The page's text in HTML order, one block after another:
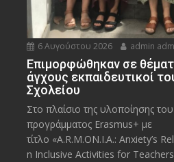
6 Αυγούστου 2026 admin
Eπιμορφώθηκαν σε
άγχους εκπαιδευτικοί
Σχολείου
Στο πλαίσιο της υλοποίησης
προγράμματος Erasmus+ με
τίτλο «A.R.M.ON.I.A.: Anxiety’s
n Inclusive Activities for